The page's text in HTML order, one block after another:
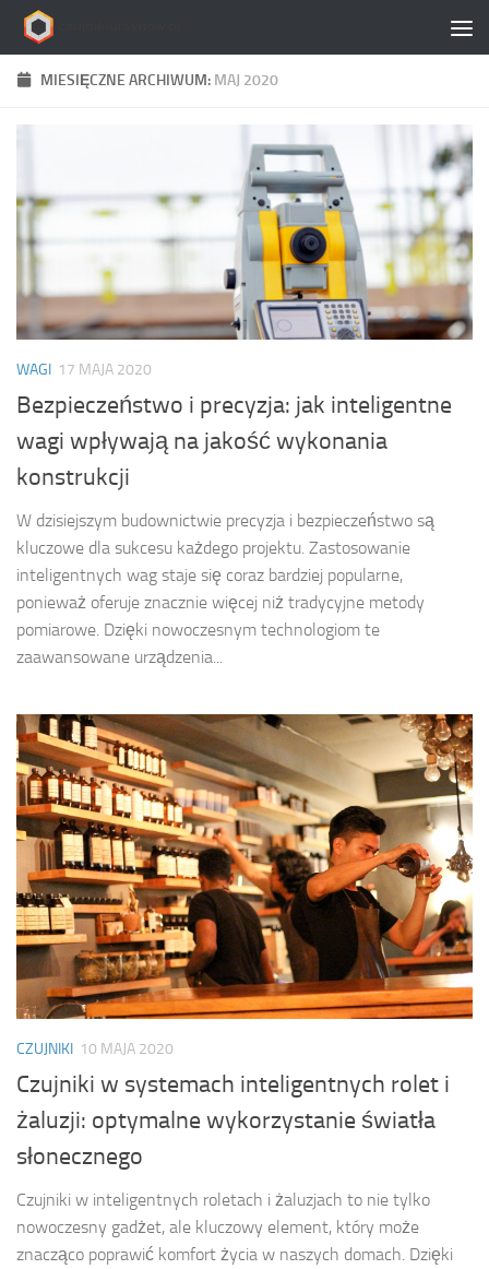
Skip to content
MIESIĘCZNE ARCHIWUM: MAJ 2020
WAGI 17 MAJA 2020
Bezpieczeństwo i precyzja: jak inteligentne
wagi wpływają na jakość wykonania
konstrukcji
W dzisiejszym budownictwie precyzja i bezpieczeństwo są
kluczowe dla sukcesu każdego projektu. Zastosowanie
inteligentnych wag staje się coraz bardziej popularne,
ponieważ oferuje znacznie więcej niż tradycyjne metody
pomiarowe. Dzięki nowoczesnym technologiom te
zaawansowane urządzenia...
CZUJNIKI 10 MAJA 2020
Czujniki w systemach inteligentnych rolet i
żaluzji: optymalne wykorzystanie światła
słonecznego
Czujniki w inteligentnych roletach i żaluzjach to nie tylko
nowoczesny gadżet, ale kluczowy element, który może
znacząco poprawić komfort życia w naszych domach. Dzięki